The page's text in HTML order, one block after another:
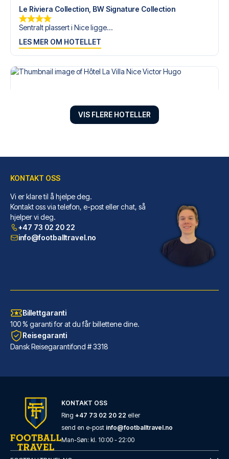
Le Riviera Collection, BW Signature Collection
Sentralt plassert i Nice ligge...
LES MER OM HOTELLET
Hôtel La Villa Nice Victor Hugo
Velger du Hôtel La Villa Nice ...
LES MER OM HOTELLET
Ibis Styles Nice Centre Gare
Dersom du velger Ibis Styles N...
LES MER OM HOTELLET
VIS FLERE HOTELLER
KONTAKT OSS
Vi er klare til å hjelpe deg.
Kontakt oss via telefon, e-post eller chat, så
hjelper vi deg.
+47 73 02 20 22
info@footballtravel.no
Billettgaranti
100 % garanti for at du får billettene dine.
Reisegaranti
Dansk Reisegarantifond # 3318
KONTAKT OSS
Ring +47 73 02 20 22 eller
send en e-post info@footballtravel.no
Man-Søn: kl. 10:00 - 22:00